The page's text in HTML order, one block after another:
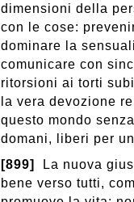
dimensioni della
con le cose:
dominare la
comunicare con
ritorsioni ai torti
la vera devozione
questo mondo
domani, liberi per
[899]
La nuova
bene verso tutti,